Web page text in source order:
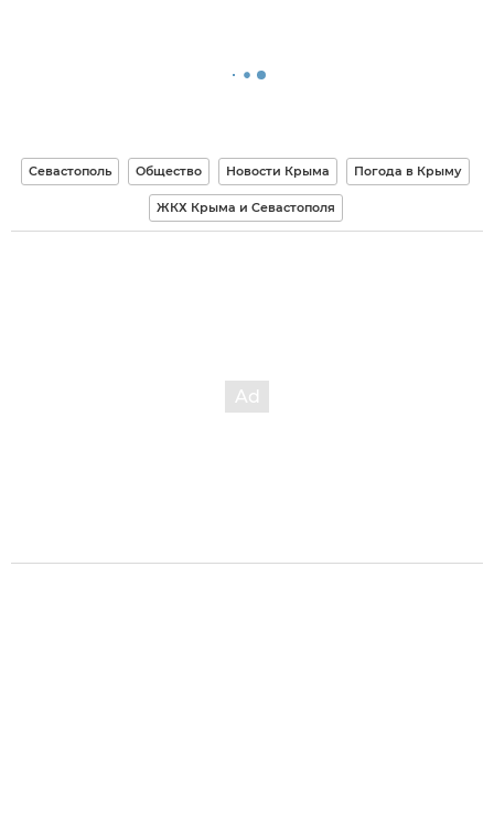
Севастополь Общество Новости Крыма Погода в Крыму
ЖКХ Крыма и Севастополя